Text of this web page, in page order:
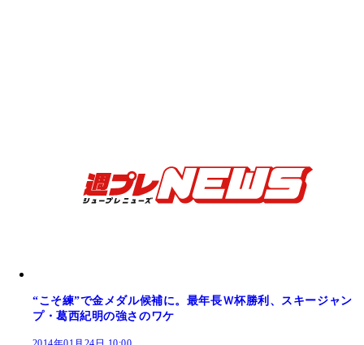
“こそ練”で金メダル候補に。最年長Ｗ杯勝利、スキージャン
プ・葛西紀明の強さのワケ